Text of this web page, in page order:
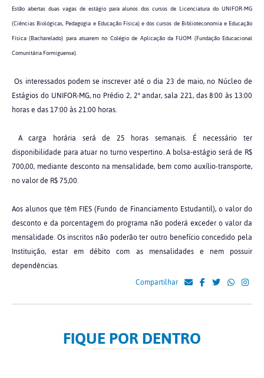
Estão abertas duas vagas de estágio para alunos dos cursos de Licenciatura do UNIFOR-MG
(Ciências Biológicas, Pedagogia e Educação Física) e dos cursos de Biblioteconomia e Educação
Física (Bacharelado) para atuarem no Colégio de Aplicação da FUOM (Fundação Educacional
Comunitária Formiguense).
Os interessados podem se inscrever até o dia 23 de maio, no Núcleo de
Estágios do UNIFOR-MG, no Prédio 2, 2º andar, sala 221, das 8:00 às 13:00
horas e das 17:00 às 21:00 horas.
A carga horária será de 25 horas semanais. É necessário ter
disponibilidade para atuar no turno vespertino. A bolsa-estágio será de R$
700,00, mediante desconto na mensalidade, bem como auxílio-transporte,
no valor de R$ 75,00.
Aos alunos que têm FIES (Fundo de Financiamento Estudantil), o valor do
desconto e da porcentagem do programa não poderá exceder o valor da
mensalidade. Os inscritos não poderão ter outro benefício concedido pela
Instituição, estar em débito com as mensalidades e nem possuir
dependências.
Compartilhar
FIQUE POR DENTRO